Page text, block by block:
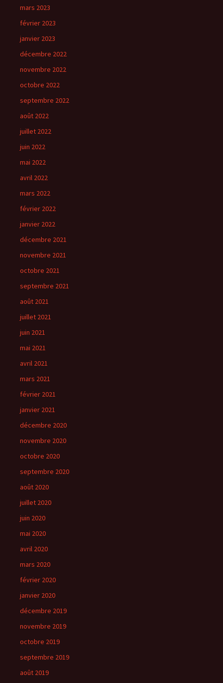
mars 2023
février 2023
janvier 2023
décembre 2022
novembre 2022
octobre 2022
septembre 2022
août 2022
juillet 2022
juin 2022
mai 2022
avril 2022
mars 2022
février 2022
janvier 2022
décembre 2021
novembre 2021
octobre 2021
septembre 2021
août 2021
juillet 2021
juin 2021
mai 2021
avril 2021
mars 2021
février 2021
janvier 2021
décembre 2020
novembre 2020
octobre 2020
septembre 2020
août 2020
juillet 2020
juin 2020
mai 2020
avril 2020
mars 2020
février 2020
janvier 2020
décembre 2019
novembre 2019
octobre 2019
septembre 2019
août 2019